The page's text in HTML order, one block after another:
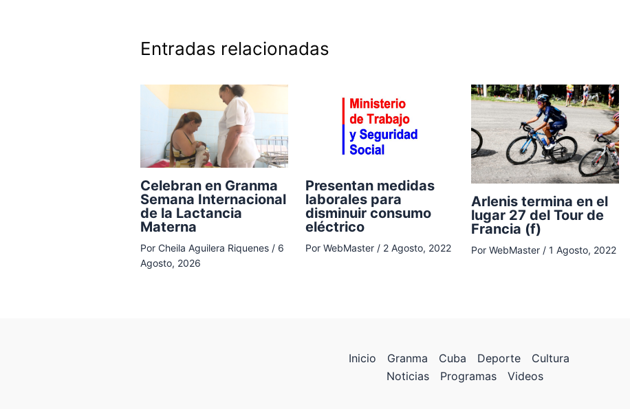
Entradas relacionadas
Celebran en Granma
Semana Internacional
de la Lactancia
Materna
Por Cheila Aguilera Riquenes / 6
Agosto, 2026
Presentan medidas
laborales para
disminuir consumo
eléctrico
Por WebMaster / 2 Agosto, 2022
Arlenis termina en el
lugar 27 del Tour de
Francia (f)
Por WebMaster / 1 Agosto, 2022
Inicio Granma Cuba Deporte
Cultura
Noticias
Programas Videos